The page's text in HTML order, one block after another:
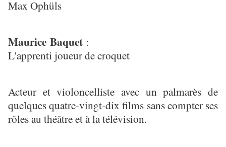
Max Ophüls
Maurice Baquet :
L'apprenti joueur de croquet
Acteur et violoncelliste avec un palmarès de
quelques quatre-vingt-dix films sans compter ses
rôles au théâtre et à la télévision.